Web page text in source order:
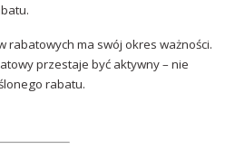
rabatowych ma swój okres ważności.
przestaje być aktywny – nie
rabatu.